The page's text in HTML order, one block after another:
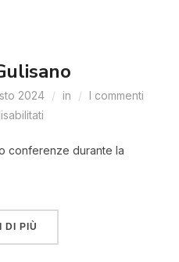
2024 in
I commenti
conferenze durante la
DI PIÙ